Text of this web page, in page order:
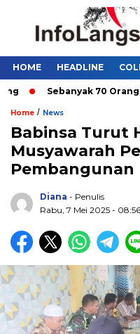
HOME HEADLINE
Sebanyak 70 Orang di
Home / News
Babinsa Turut
Musyawarah
Pembangunan
Diana - Penulis
Rabu, 7 Mei 2025 - 08:56